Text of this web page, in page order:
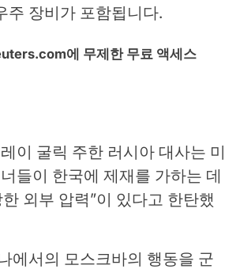
주 장비가 포함됩니다.
에 무제한 무료 액세스
이 굴릭 주한 러시아 대사는 미
들이 한국에 제재를 가하는 데
외부 압력”이 있다고 한탄했
에서의 모스크바의 행동을 군